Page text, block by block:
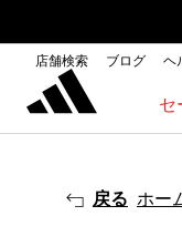
店舗検索 ブログ ヘ
セ
戻る ホー